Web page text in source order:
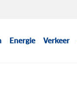
Energie Verkeer